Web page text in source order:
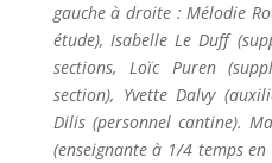
gauche à droite : Mélodie
étude), Isabelle Le Duff
sections, Loïc Puren
section), Yvette Dalvy
Dilis (personnel cantine).
(enseignante à 1/4 temps